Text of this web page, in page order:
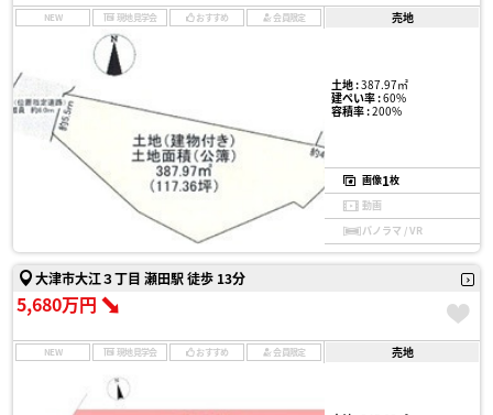
NEW 現地見学会 おすすめ 会員限定 売地
土地 :387.97㎡
建ぺい率 :60%
容積率 :200%
画像1枚
動画
パノラマ / VR
大津市大江３丁目 瀬田駅 徒歩 13分
5,680万円
NEW 現地見学会 おすすめ 会員限定 売地